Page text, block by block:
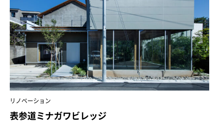
リノベーション
表参道ミナガワビレッジ